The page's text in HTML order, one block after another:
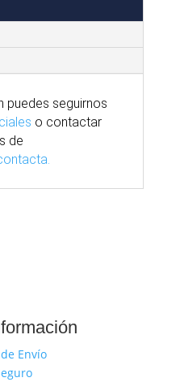
puedes seguirnos
o contactar
de
Envío